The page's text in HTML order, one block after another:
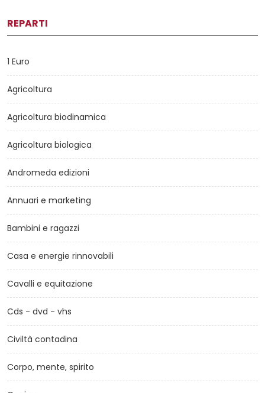
REPARTI
1 Euro
Agricoltura
Agricoltura biodinamica
Agricoltura biologica
Andromeda edizioni
Annuari e marketing
Bambini e ragazzi
Casa e energie rinnovabili
Cavalli e equitazione
Cds - dvd - vhs
Civiltà contadina
Corpo, mente, spirito